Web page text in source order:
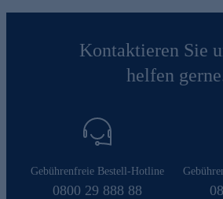
Kontaktieren Sie
helfen
Gebührenfreie Bestell-Hotline
0800 29 888 88